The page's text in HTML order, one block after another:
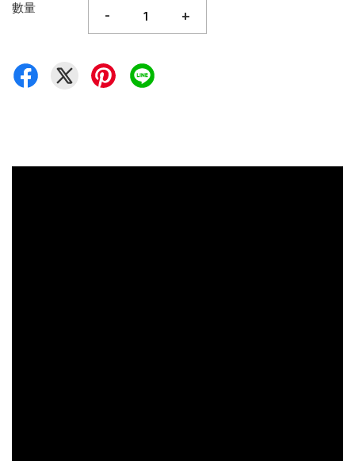
數量 - +